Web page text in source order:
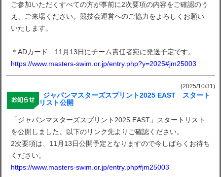
ご参加いただくすべての方が事前に2次要項の内容をご確認のう
え、ご来場ください。競技会運営へのご協力をよろしくお願い
いたします。
＊ADカード 11月13日にチーム責任者宛に発送予定です。
https://www.masters-swim.or.jp/entry.php?y=2025#jm25003
(2025/10/31)
ジャパンマスターズスプリント2025 EAST スタート
リスト公開
「ジャパンマスターズスプリント2025 EAST」スタートリスト
を公開しました。以下のリンク先よりご確認ください。
2次要項は、11月13日公開予定となりますので今しばらくお待ち
ください。
https://www.masters-swim.or.jp/entry.php#jm25003